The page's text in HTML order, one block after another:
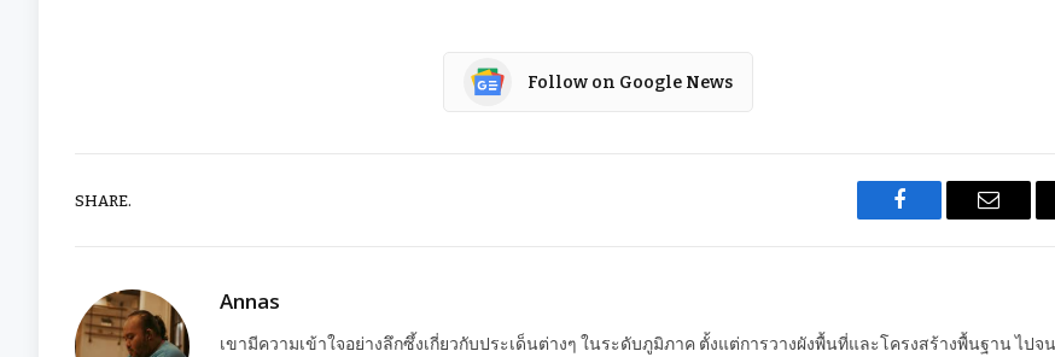
Follow on Google News
SHARE.
Facebook Email
Annas
เขามีความเข้าใจอย่างลึกซึ้งเกี่ยวกับประเด็นต่างๆ ในระดับภูมิภาค ตั้งแต่การวางผังพื้นที่และโครงสร้างพื้นฐาน ไปจ